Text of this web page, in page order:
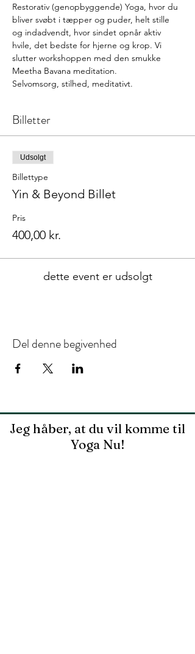
Restorativ (genopbyggende) Yoga, hvor du
bliver svøbt i tæpper og puder, helt stille
og indadvendt, hvor sindet opnår aktiv
hvile, det bedste for hjerne og krop. Vi
slutter workshoppen med den smukke
Meetha Bavana meditation.
​Selvomsorg, stilhed, meditativt.
Billetter
Udsolgt
Billettype
Yin & Beyond Billet
Pris
400,00 kr.
dette event er udsolgt
Del denne begivenhed
Jeg håber, at du vil komme til
Yoga Nu!